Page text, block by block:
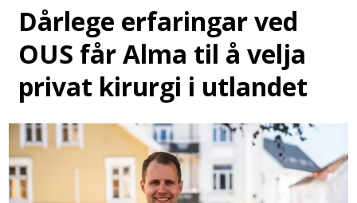
Dårlege erfaringar ved
OUS får Alma til å velja
privat kirurgi i utlandet